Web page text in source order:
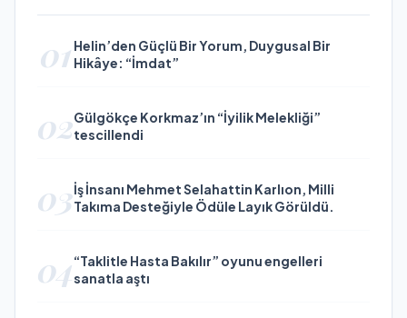
01 Helin’den Güçlü Bir Yorum, Duygusal Bir
Hikâye: “İmdat”
02Gülgökçe Korkmaz’ın “İyilik Melekliği”
tescillendi
03İş İnsanı Mehmet Selahattin Karlıon, Milli
Takıma Desteğiyle Ödüle Layık Görüldü.
04“Taklitle Hasta Bakılır” oyunu engelleri
sanatla aştı